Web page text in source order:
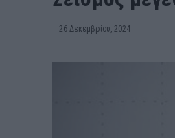
26 Δεκεμβρίου, 2024